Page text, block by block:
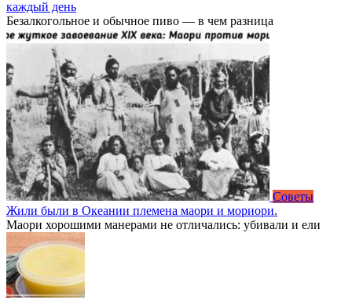
каждый день
Безалкогольное и обычное пиво — в чем разница
Советы
Жили были в Океании племена маори и мориори.
Маори хорошими манерами не отличались: убивали и ели